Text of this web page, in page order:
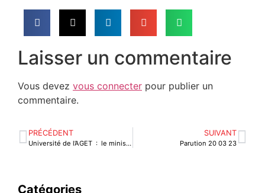
Laisser un commentaire
Vous devez vous connecter pour publier un
commentaire.
PRÉCÉDENT
Université de l’AGET : le ministre ADEDZE invite le secteur privé à renforcer son appui au gouvernement
SUIVANT
Parution 20 03 23
Catégories